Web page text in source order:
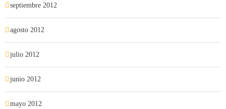
septiembre 2012
agosto 2012
julio 2012
junio 2012
mayo 2012